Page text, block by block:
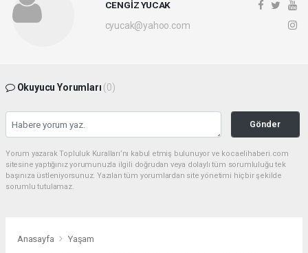
CENGİZ YUCAK
cyucak@yahoo.com
Okuyucu Yorumları (0)
Gönder
Yorum yazarak Topluluk Kuralları’nı kabul etmiş bulunuyor ve kocaelihaberi.com
sitesine yaptığınız yorumunuzla ilgili doğrudan veya dolaylı tüm sorumluluğu tek
başınıza üstleniyorsunuz. Yazılan tüm yorumlardan site yönetimi hiçbir şekilde
sorumlu tutulamaz.
Anasayfa Yaşam